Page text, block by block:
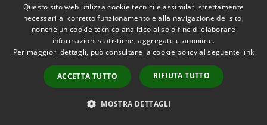
Prenota un appuntamento
Problemi in città
Segnala disservizio
Questo sito web utilizza cookie tecnici e assimilati strettamente
necessari al corretto funzionamento e alla navigazione del sito,
nonché un cookie tecnico analitico al solo fine di elaborare
informazioni statistiche, aggregate e anonime.
Per maggiori dettagli, può consultare la cookie policy al seguente link
ACCETTA TUTTO RIFIUTA TUTTO
MOSTRA DETTAGLI